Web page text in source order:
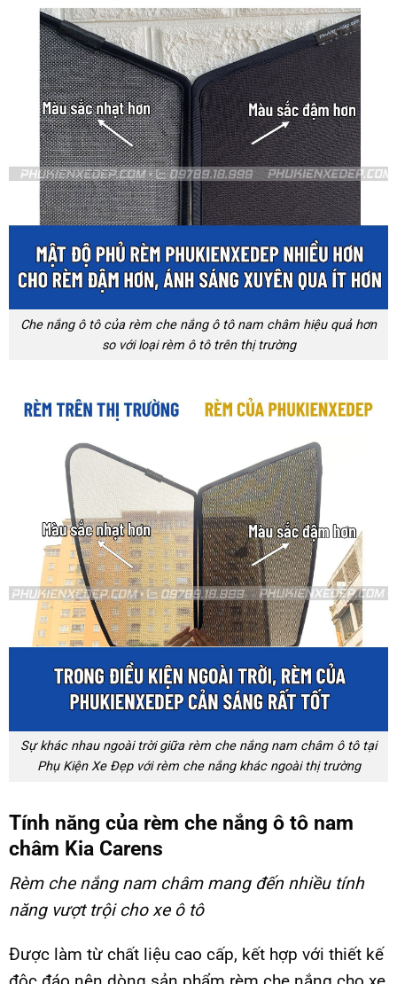
Che nắng ô tô của rèm che nắng ô tô nam châm hiệu quả hơn
so với loại rèm ô tô trên thị trường
Sự khác nhau ngoài trời giữa rèm che nắng nam châm ô tô tại
Phụ Kiện Xe Đẹp với rèm che nắng khác ngoài thị trường
Tính năng của rèm che nắng ô tô nam
châm Kia Carens
Rèm che nắng nam châmmang đến nhiều tính
năng vượt trội cho xe ô tô
Được làm từ chất liệu cao cấp, kết hợp với thiết kế